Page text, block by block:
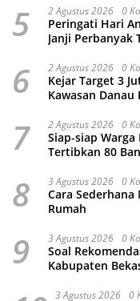
5 2 Agustus 2026 0
Peringati Hari
Janji Perbanyak
6 2 Agustus 2026 0
Kejar Target 3
Kawasan
7 2 Agustus 2026 0
Siap-siap
Tertibkan 80
8 3 Agustus 2026 0
Cara Sederhana
Rumah
9 3 Agustus 2026 0
Soal
Kabupaten
3 Agustus 2026 0